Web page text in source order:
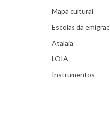
Mapa cultural
Escolas da
Atalaia
LOIA
Instrumentos